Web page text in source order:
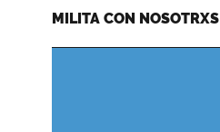
Menu
MILITA CON NOSOTRXS